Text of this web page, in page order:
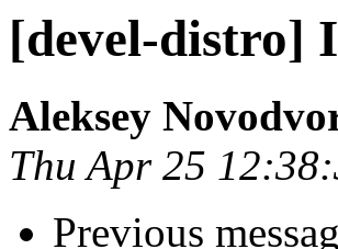
[devel-distro]
Aleksey
Thu Apr 25
Previous